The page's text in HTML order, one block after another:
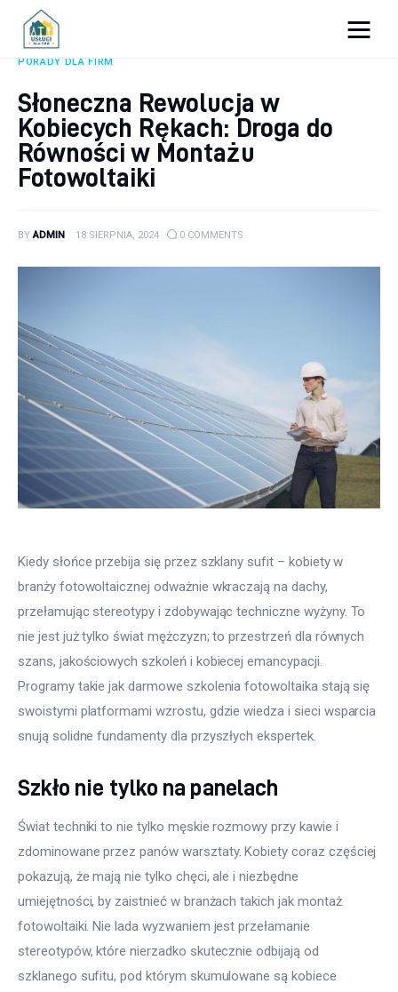
Prowadzenie firmy
Urządzanie biura
Marketing firm
Zdrowie pracowników
Pozostałe
PORADY DLA FIRM
Słoneczna Rewolucja w
Kobiecych Rękach: Droga do
Równości w Montażu
Fotowoltaiki
BY ADMIN 18 SIERPNIA, 2024 0 COMMENTS
Kiedy słońce przebija się przez szklany sufit – kobiety w
branży fotowoltaicznej odważnie wkraczają na dachy,
przełamując stereotypy i zdobywając techniczne wyżyny. To
nie jest już tylko świat mężczyzn; to przestrzeń dla równych
szans, jakościowych szkoleń i kobiecej emancypacji.
Programy takie jak darmowe szkolenia fotowoltaika stają się
swoistymi platformami wzrostu, gdzie wiedza i sieci wsparcia
snują solidne fundamenty dla przyszłych ekspertek.
Szkło nie tylko na panelach
Świat techniki to nie tylko męskie rozmowy przy kawie i
zdominowane przez panów warsztaty. Kobiety coraz częściej
pokazują, że mają nie tylko chęci, ale i niezbędne
umiejętności, by zaistnieć w branżach takich jak montaż
fotowoltaiki. Nie lada wyzwaniem jest przełamanie
stereotypów, które nierzadko skutecznie odbijają od
szklanego sufitu, pod którym skumulowane są kobiece